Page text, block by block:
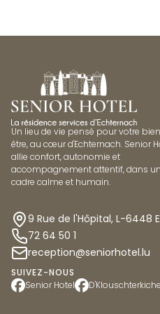
Un lieu de vie pensé pour votre
être, au cœur d'Echternach. Senior
allie confort, autonomie et
accompagnement attentif, dans un
cadre calme et humain.
9 Rue de l'Hôpital, L-6448
72 64 50 1
reception@seniorhotel.lu
SUIVEZ-NOUS
Senior Hotel